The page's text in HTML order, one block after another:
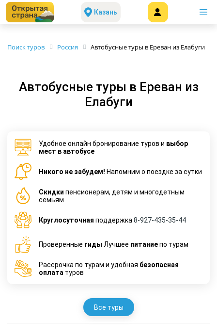
Казань
Поиск туров Россия Автобусные туры в Ереван из Елабуги
Автобусные туры в Ереван из
Елабуги
Удобное онлайн бронирование туров и выбор
мест в автобусе
Никого не забудем! Напомним о поездке за сутки
Cкидки пенсионерам, детям и многодетным
семьям
Круглосуточная поддержка 8-927-435-35-44
Проверенные гиды Лучшее питаниепо турам
Рассрочка по турам и удобная безопасная
оплата туров
Все туры